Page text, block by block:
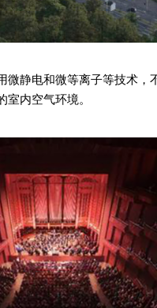
静电和微等离子等技术，
室内空气环境。